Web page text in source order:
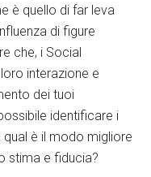
è quello di far leva
di figure
che, i Social
interazione e
dei tuoi
identificare i
è il modo migliore
stima e fiducia?